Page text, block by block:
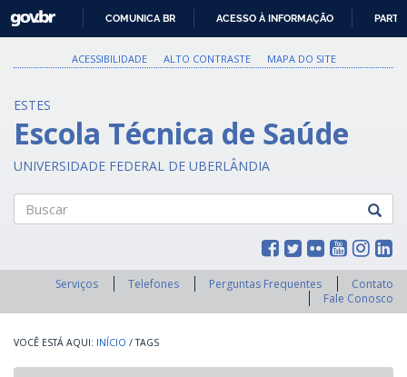
PARA
O
GOVBR
COMUNICA BR ACESSO À INFORMAÇÃO
ACESSIBILIDADE ALTO CONTRASTE MAPA DO SITE
ESTES
Escola Técnica de Saúde
UNIVERSIDADE FEDERAL DE UBERLÂNDIA
Serviços Telefones Perguntas Frequentes
Contato
Fale Conosco
INÍCIO / TAGS